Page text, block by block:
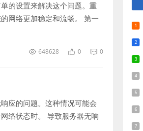
的设置来解决这个问题。重
网络更加稳定和流畅。 第一
648628 0 0
应的问题。这种情况可能会
络状态时。 导致服务器无响